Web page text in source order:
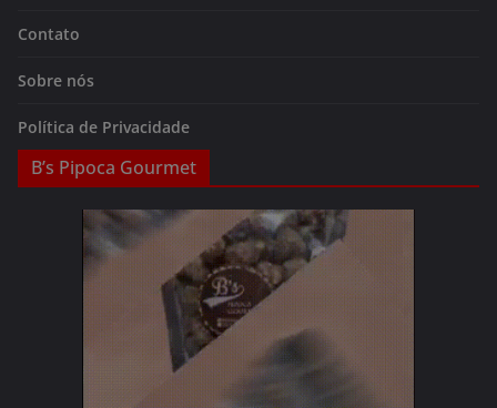
Contato
Sobre nós
Política de Privacidade
B’s Pipoca Gourmet